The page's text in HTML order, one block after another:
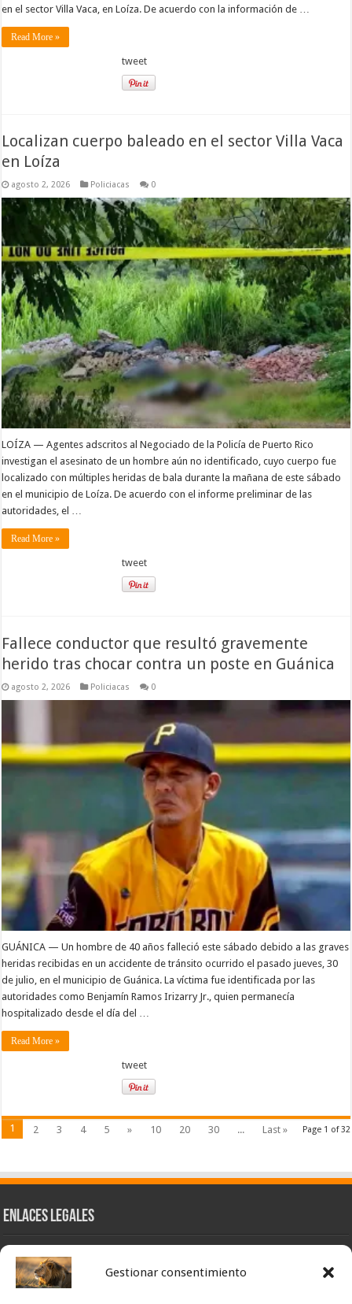
Gestionar consentimiento
en el sector Villa Vaca, en Loíza. De acuerdo con la información de …
Read More »
tweet
Localizan cuerpo baleado en el sector Villa Vaca
en Loíza
agosto 2, 2026 Policiacas 0
LOÍZA — Agentes adscritos al Negociado de la Policía de Puerto Rico
investigan el asesinato de un hombre aún no identificado, cuyo cuerpo fue
localizado con múltiples heridas de bala durante la mañana de este sábado
en el municipio de Loíza. De acuerdo con el informe preliminar de las
autoridades, el …
Read More »
tweet
Fallece conductor que resultó gravemente
herido tras chocar contra un poste en Guánica
agosto 2, 2026 Policiacas 0
GUÁNICA — Un hombre de 40 años falleció este sábado debido a las graves
heridas recibidas en un accidente de tránsito ocurrido el pasado jueves, 30
de julio, en el municipio de Guánica. La víctima fue identificada por las
autoridades como Benjamín Ramos Irizarry Jr., quien permanecía
hospitalizado desde el día del …
Read More »
tweet
Page 1 of 32
1 2 3 4 5 » 10 20 30 ... Last »
Enlaces Legales
Nuestra Esencia
Pulso Global